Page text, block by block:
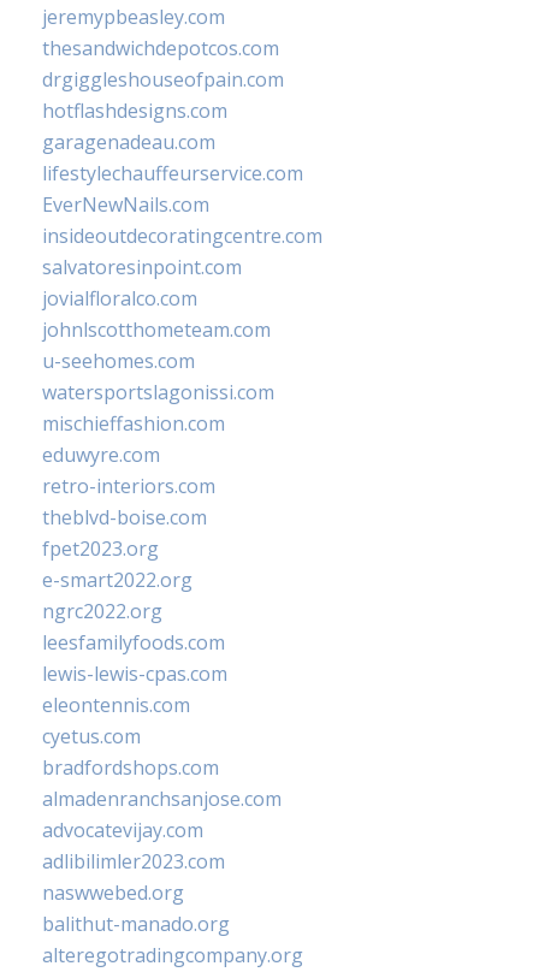
jeremypbeasley.com
thesandwichdepotcos.com
drgiggleshouseofpain.com
hotflashdesigns.com
garagenadeau.com
lifestylechauffeurservice.com
EverNewNails.com
insideoutdecoratingcentre.com
salvatoresinpoint.com
jovialfloralco.com
johnlscotthometeam.com
u-seehomes.com
watersportslagonissi.com
mischieffashion.com
eduwyre.com
retro-interiors.com
theblvd-boise.com
fpet2023.org
e-smart2022.org
ngrc2022.org
leesfamilyfoods.com
lewis-lewis-cpas.com
eleontennis.com
cyetus.com
bradfordshops.com
almadenranchsanjose.com
advocatevijay.com
adlibilimler2023.com
naswwebed.org
balithut-manado.org
alteregotradingcompany.org